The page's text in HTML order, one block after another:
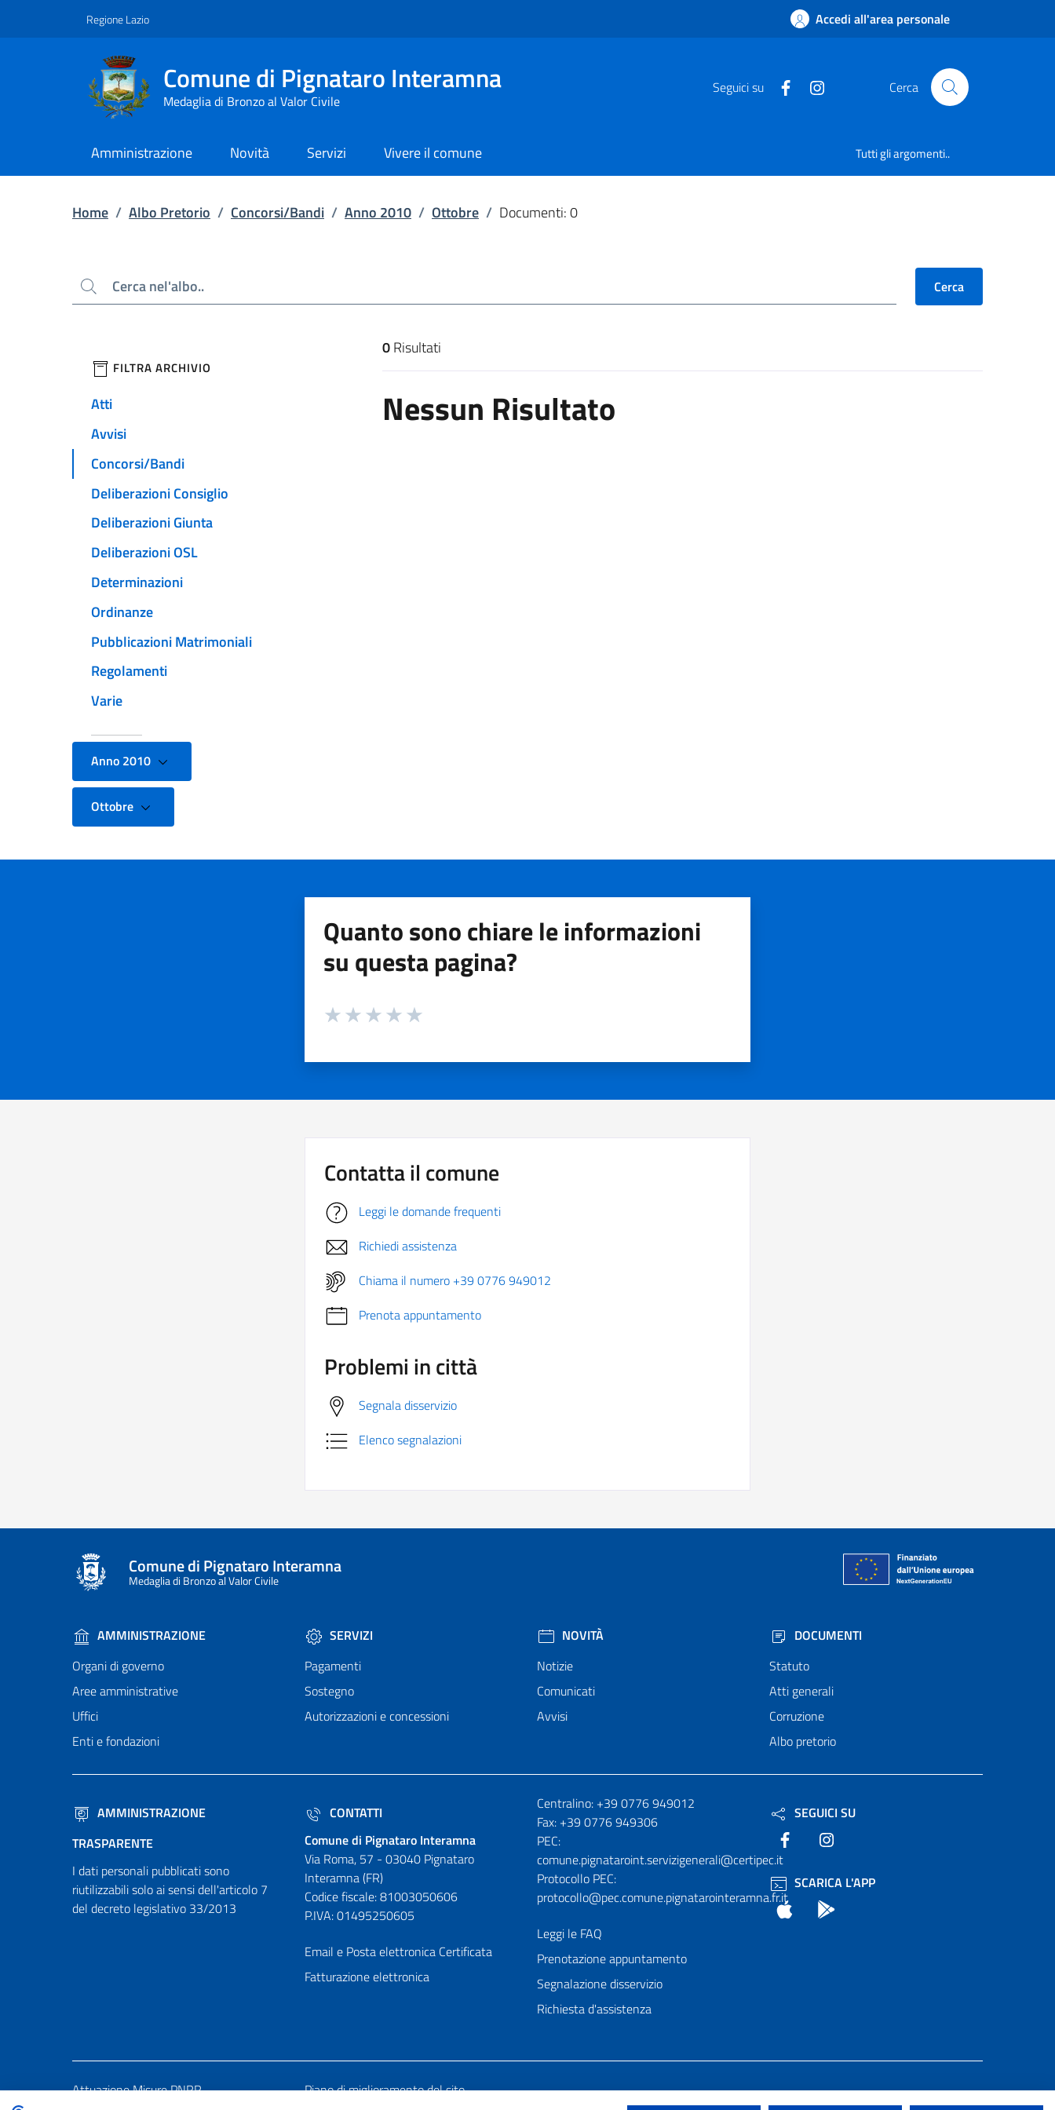
Regione Lazio Accedi all'area personale
Comune di Pignataro Interamna
Medaglia di Bronzo al Valor Civile
Seguici su Cerca
Amministrazione Novità Servizi Vivere il comune Tutti gli argomenti..
Home / Albo Pretorio / Concorsi/Bandi / Anno 2010 / Ottobre / Documenti: 0
Cerca Cerca
filtri da applicare
FILTRA ARCHIVIO
Atti
Avvisi
Concorsi/Bandi
Deliberazioni Consiglio
Deliberazioni Giunta
Deliberazioni OSL
Determinazioni
Ordinanze
Pubblicazioni Matrimoniali
Regolamenti
Varie
Anno 2010
Ottobre
Risultati di ricerca
0Risultati
Nessun Risultato
Quanto sono chiare le informazioni
su questa pagina?
Valuta da 1 a 5 stelle la pagina
Contatta il comune
Leggi le domande frequenti
Richiedi assistenza
Chiama il numero +39 0776 949012
Prenota appuntamento
Problemi in città
Segnala disservizio
Elenco segnalazioni
Comune di Pignataro Interamna
Medaglia di Bronzo al Valor Civile
AMMINISTRAZIONE
Organi di governo
Aree amministrative
Uffici
Enti e fondazioni
SERVIZI
Pagamenti
Sostegno
Autorizzazioni e concessioni
NOVITÀ
Notizie
Comunicati
Avvisi
DOCUMENTI
Statuto
Atti generali
Corruzione
Albo pretorio
AMMINISTRAZIONE
TRASPARENTE
I dati personali pubblicati sono
riutilizzabili solo ai sensi dell'articolo 7
del decreto legislativo 33/2013
CONTATTI
Comune di Pignataro Interamna
Via Roma, 57 - 03040 Pignataro
Interamna (FR)
Codice fiscale: 81003050606
P.IVA: 01495250605
Email e Posta elettronica Certificata
Fatturazione elettronica
Numeri utili
Centralino: +39 0776 949012
Fax: +39 0776 949306
PEC:
comune.pignataroint.servizigenerali@certipec.it
Protocollo PEC:
protocollo@pec.comune.pignatarointeramna.fr.it
Leggi le FAQ
Prenotazione appuntamento
Segnalazione disservizio
Richiesta d'assistenza
SEGUICI SU
Facebook
SCARICA L'APP
App Store
Attuazione Misure PNRR Piano di miglioramento del sito